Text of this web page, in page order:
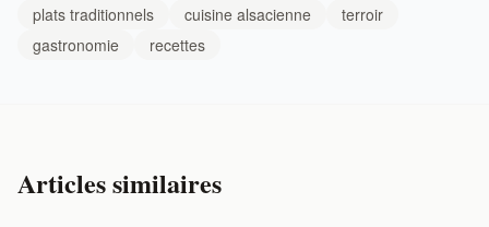
plats traditionnels cuisine alsacienne
terroir
gastronomie
recettes
Articles similaires